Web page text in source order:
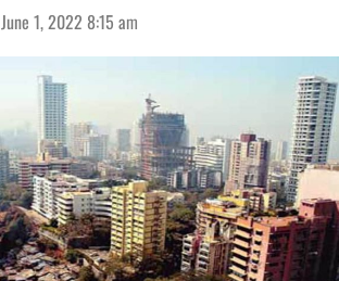
June 1, 2022 8:15 am